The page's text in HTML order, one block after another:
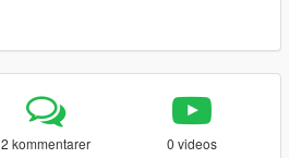
2 kommentarer 0 videos